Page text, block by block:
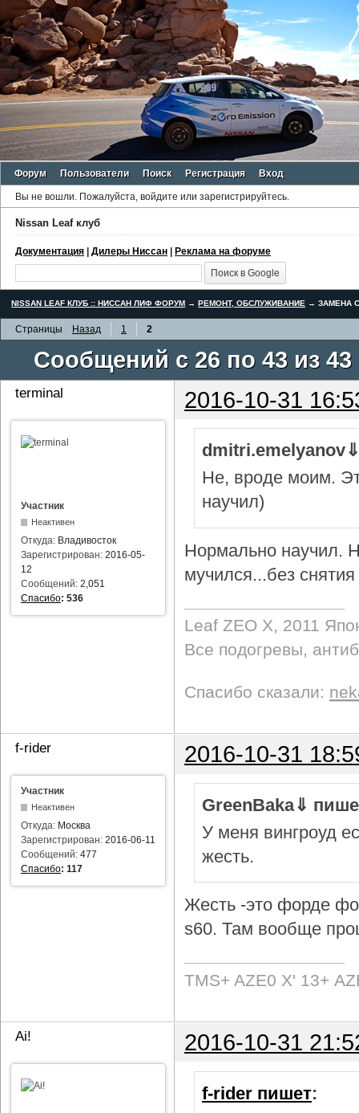
Форум Пользователи Поиск Регистрация Вход
Вы не вошли. Пожалуйста, войдите или зарегистрируйтесь.
Nissan Leaf клуб
Документация | Дилеры Ниссан | Реклама на форуме
NISSAN LEAF КЛУБ :: НИССАН ЛИФ ФОРУМ → РЕМОНТ, ОБСЛУЖИВАНИЕ →ЗАМЕНА
Страницы Назад 1 2
Сообщений с 26 по 43 из 43
terminal 2016-10-31
Участник
Неактивен
Откуда: Владивосток
Зарегистрирован: 2016-05-
12
Сообщений: 2,051
Спасибо: 536
Не, вроде моим.
научил)
Нормально научил.
мучился...без снятия
Leaf ZEO Х, 2011
Все подогревы,
Спасибо сказали:
f-rider 2016-10-31
Участник
Неактивен
Откуда: Москва
Зарегистрирован: 2016-06-11
Сообщений: 477
Спасибо: 117
GreenBaka⇓
У меня вингроуд
жесть.
Жесть -это форде
s60. Там вообще
TMS+ AZE0 Х' 13+
Ai! 2016-10-31
f-rider пишет: